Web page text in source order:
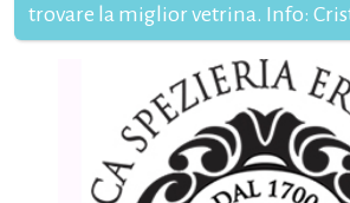
trovare la miglior vetrina. Info: